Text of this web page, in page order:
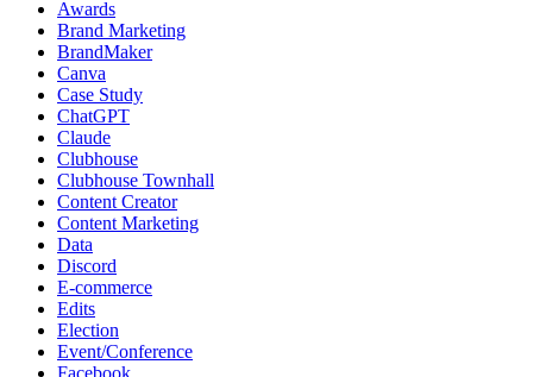
Awards
Brand Marketing
BrandMaker
Canva
Case Study
ChatGPT
Claude
Clubhouse
Clubhouse Townhall
Content Creator
Content Marketing
Data
Discord
E-commerce
Edits
Election
Event/Conference
Facebook